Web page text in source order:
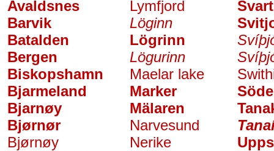
Avaldsnes
Barvik
Batalden
Bergen
Biskopshamn
Bjarmeland
Bjarnøy
Bjørnør
Bjørnøy
Lymfjord
Löginn
Lögrinn
Lögurinn
Maelar lake
Marker
Mälaren
Narvesund
Nerike